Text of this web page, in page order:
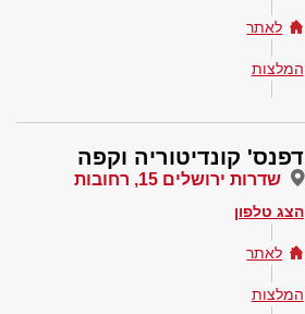
לאתר
המלצות
דפנס' קונדיטוריה וקפה
שדרות ירושלים 15, רחובות
הצג טלפון
לאתר
המלצות